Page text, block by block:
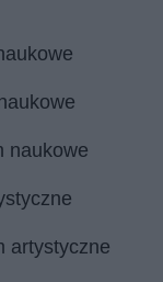
naukowe
artystyczne